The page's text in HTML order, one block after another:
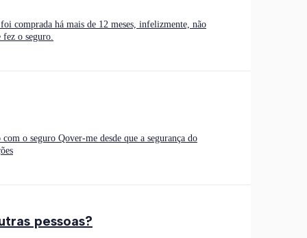
comprada há mais de 12 meses, infelizmente, não
o seguro.
o seguro Qover-me desde que a segurança do
pessoas?